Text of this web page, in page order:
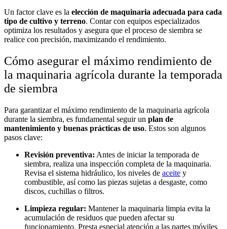
Un factor clave es la elección de maquinaria adecuada para cada
tipo de cultivo y terreno. Contar con equipos especializados
optimiza los resultados y asegura que el proceso de siembra se
realice con precisión, maximizando el rendimiento.
Cómo asegurar el máximo rendimiento de
la maquinaria agrícola durante la temporada
de siembra
Para garantizar el máximo rendimiento de la maquinaria agrícola
durante la siembra, es fundamental seguir un plan de
mantenimiento y buenas prácticas de uso. Estos son algunos
pasos clave:
Revisión preventiva: Antes de iniciar la temporada de
siembra, realiza una inspección completa de la maquinaria.
Revisa el sistema hidráulico, los niveles de aceite y
combustible, así como las piezas sujetas a desgaste, como
discos, cuchillas o filtros.
Limpieza regular: Mantener la maquinaria limpia evita la
acumulación de residuos que pueden afectar su
funcionamiento. Presta especial atención a las partes móviles